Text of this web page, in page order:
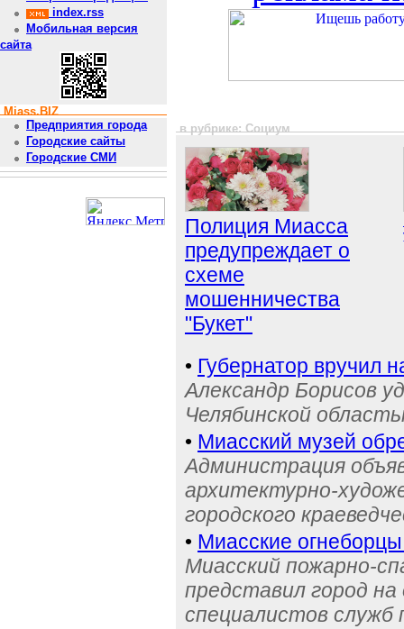
index.rss
Мобильная версия
сайта
Miass.BIZ
Предприятия города
Городские сайты
Городские СМИ
в рубрике: Социум
Полиция Миасса
предупреждает о
схеме
мошенничества
"Букет"
• Губернатор вручил
Александр Борисов
Челябинской
• Миасский музей
Администрация
архитектурно-
городского
• Миасские
Миасский пожарно-
представил город
специалистов